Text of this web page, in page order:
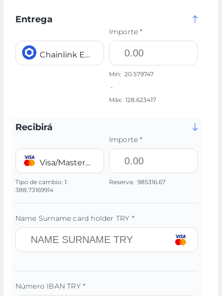
Entrega
Chainlink ERC20 LINK
Importe *
Mín: 20.579747
-
Máx: 128.623417
Recibirá
Visa/MasterCard 💳 TRY
Tipo de cambio: 1:
388.73169914
Importe *
Reserva: 985316.67
Name Surname card holder TRY *
Número IBAN TRY *